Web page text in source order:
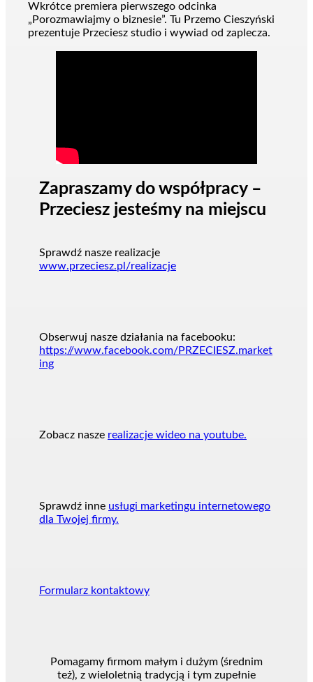
Wkrótce premiera pierwszego odcinka
„Porozmawiajmy o biznesie”. Tu Przemo Cieszyński
prezentuje Przeciesz studio i wywiad od zaplecza.
Zapraszamy do współpracy –
Przeciesz jesteśmy na miejscu
Sprawdź nasze realizacje
www.przeciesz.pl/realizacje
Obserwuj nasze działania na facebooku:
https://www.facebook.com/PRZECIESZ.market
ing
Zobacz nasze realizacje wideo na youtube.
Sprawdź inne usługi marketingu internetowego
dla Twojej firmy.
Formularz kontaktowy
Pomagamy firmom małym i dużym (średnim
też), z wieloletnią tradycją i tym zupełnie